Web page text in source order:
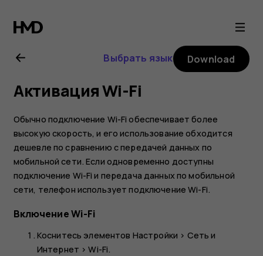
Nokia
G11
user
guide
Выбрать язык Download
Активация Wi-Fi
Обычно подключение Wi-Fi обеспечивает более
высокую скорость, и его использование обходится
дешевле по сравнению с передачей данных по
мобильной сети. Если одновременно доступны
подключение Wi-Fi и передача данных по мобильной
сети, телефон использует подключение Wi-Fi.
Включение Wi-Fi
Коснитесь элементов Настройки > Сеть и
Интернет >Wi-Fi.